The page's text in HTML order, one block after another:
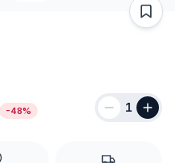
-48% 1